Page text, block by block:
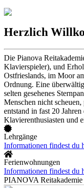
Herzlich
Die Pianova
Klavierspieler), und
Ostfrieslands, im Moor
Ordnung. Eine
selten gesehenes
Menschen nicht
entstand in fast 20
Klavierenthusiasten und
Lehrgänge
Informationen findest du
Ferienwohnungen
Informationen findest du
PIANOVA Reitakademie